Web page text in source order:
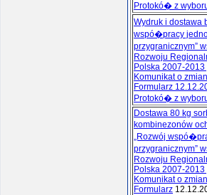
Protokó� z
Wydruk i dostawa
wspó�pracy
przygranicznym”
Rozwoju
Polska 2007-2013
Komunikat o
Formularz
Protokó� z
Dostawa 80 kg
kombinezonów
„Rozwój
przygranicznym”
Rozwoju
Polska 2007-2013
Komunikat o
Formularz